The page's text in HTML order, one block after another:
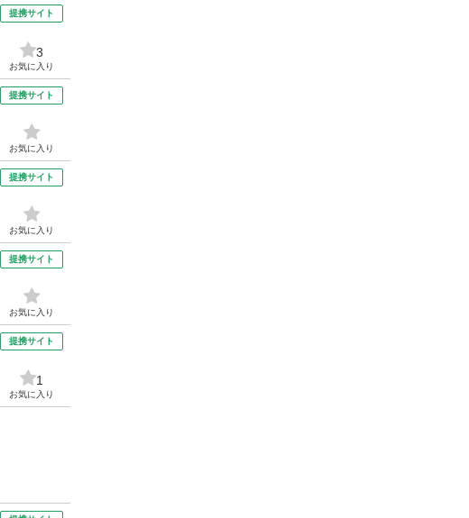
提携サイト
3
お気に入り
提携サイト
お気に入り
提携サイト
お気に入り
提携サイト
お気に入り
提携サイト
1
お気に入り